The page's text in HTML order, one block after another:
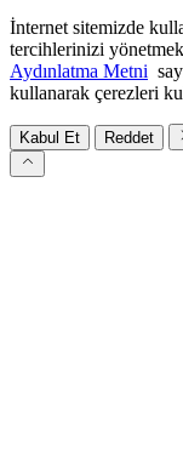
İnternet sitemizde
tercihlerinizi
Aydınlatma Metni
kullanarak çerezleri
Kabul Et Reddet